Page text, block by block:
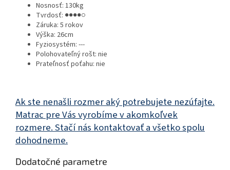
Nosnosť: 130kg
Tvrdosť: ●●●●○
Záruka: 5 rokov
Výška: 26cm
Fyziosystém: ---
Polohovateľný rošt: nie
Prateľnosť poťahu: nie
Ak ste nenašli rozmer aký potrebujete nezúfajte.
Matrac pre Vás vyrobíme v akomkoľvek
rozmere. Stačí nás kontaktovať a všetko spolu
dohodneme.
Dodatočné parametre